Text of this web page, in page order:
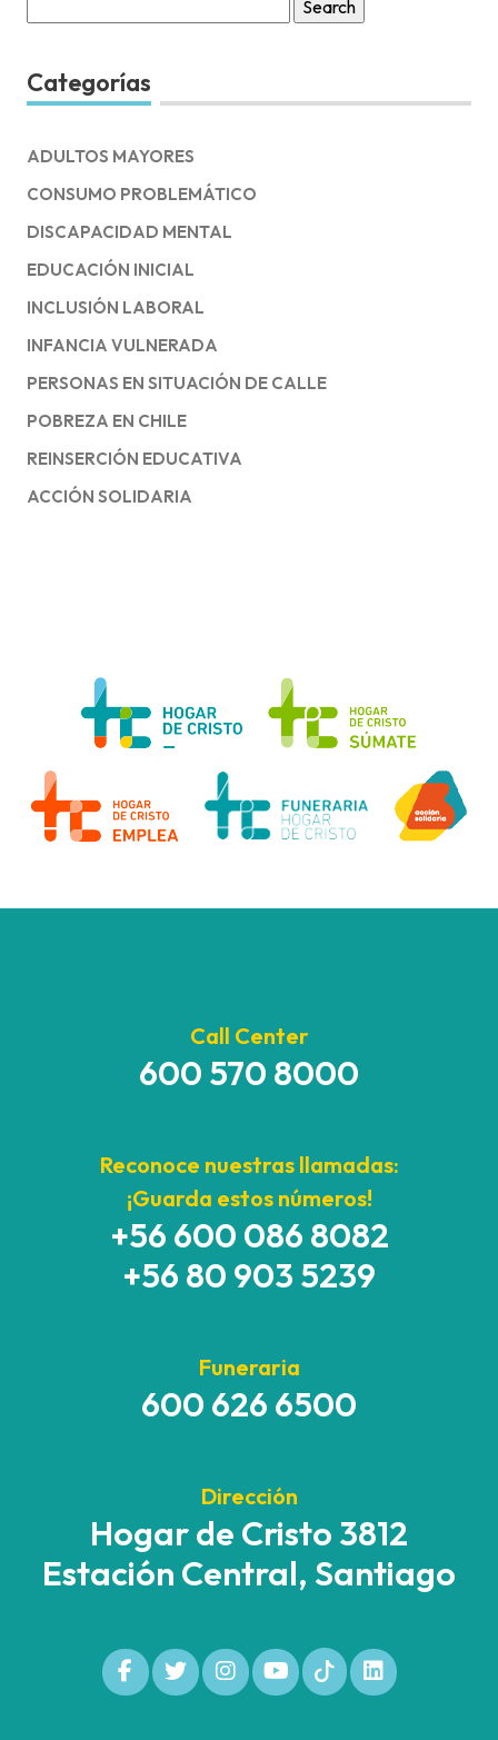
for:
Categorías
ADULTOS MAYORES
CONSUMO PROBLEMÁTICO
DISCAPACIDAD MENTAL
EDUCACIÓN INICIAL
INCLUSIÓN LABORAL
INFANCIA VULNERADA
PERSONAS EN SITUACIÓN DE CALLE
POBREZA EN CHILE
REINSERCIÓN EDUCATIVA
ACCIÓN SOLIDARIA
Call Center
600 570 8000
Reconoce nuestras llamadas:
¡Guarda estos números!
+56 600 086 8082
+56 80 903 5239
Funeraria
600 626 6500
Dirección
Hogar de Cristo 3812
Estación Central, Santiago